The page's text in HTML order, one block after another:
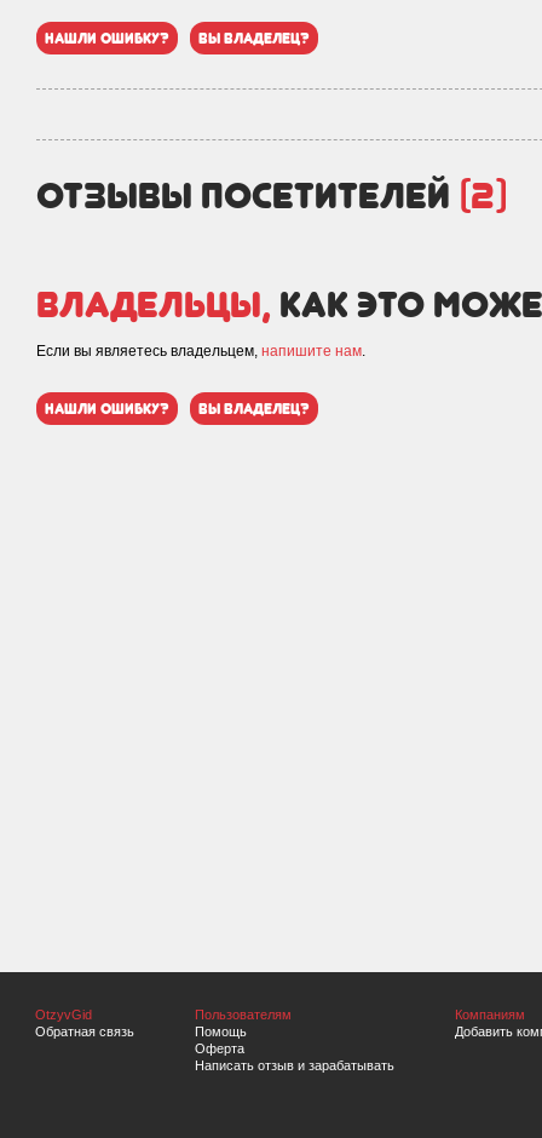
нашли ошибку? вы владелец?
отзывы посетителей (2)
Владельцы, как это
Если вы являетесь владельцем, напишите нам.
нашли ошибку? вы владелец?
OtzyvGid
Обратная связь
Пользователям
Помощь
Оферта
Написать отзыв и зарабатывать
Компаниям
Добавить